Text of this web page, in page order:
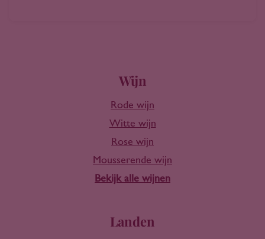
Wijn
Rode wijn
Witte wijn
Rose wijn
Mousserende wijn
Bekijk alle wijnen
Landen